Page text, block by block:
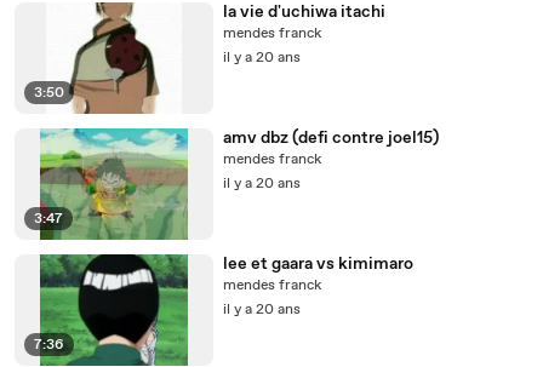
3:50
la vie d'uchiwa itachi
mendes franck
il y a 20 ans
3:47
amv dbz (defi contre joel15)
mendes franck
il y a 20 ans
7:36
lee et gaara vs kimimaro
mendes franck
il y a 20 ans